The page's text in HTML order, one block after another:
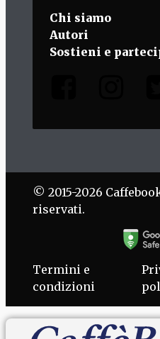
Chi siamo
Autori
Sostieni e
© 2015-2026
riservati.
Termini e
condizioni